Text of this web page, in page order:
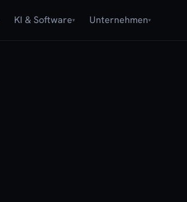
KI & Software▾ Unternehmen▾